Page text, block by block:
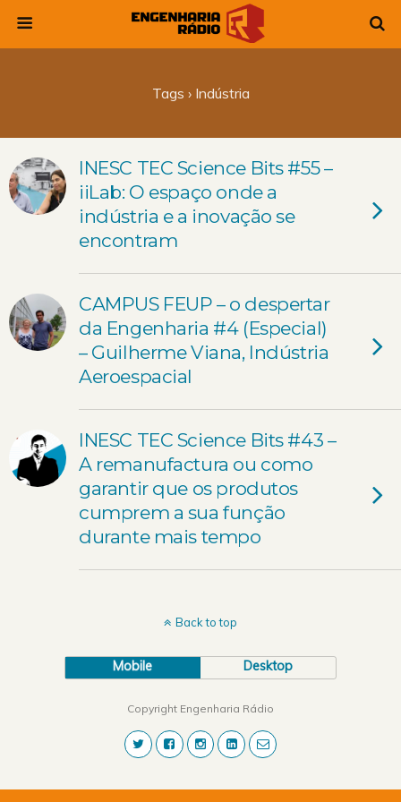
Tags › Indústria
INESC TEC Science Bits #55 –
iiLab: O espaço onde a
indústria e a inovação se
encontram
CAMPUS FEUP – o despertar
da Engenharia #4 (Especial)
– Guilherme Viana, Indústria
Aeroespacial
INESC TEC Science Bits #43 –
A remanufactura ou como
garantir que os produtos
cumprem a sua função
durante mais tempo
Back to top
Mobile Desktop
Copyright Engenharia Rádio